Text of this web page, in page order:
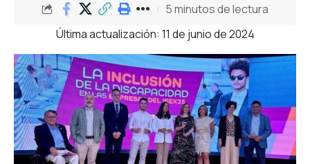
Última actualización: 11 de junio de 2024
5 minutos de lectura